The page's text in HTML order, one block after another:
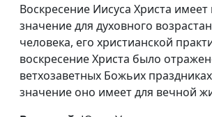
и Елена
Дух Святой — живой путь
к Небесному Отцу и
Господу Христу
Юлия
Воскресение Иисуса Христа
значение для духовного
человека, его христианской
воскресение Христа было
ветхозаветных Божьих
значение оно имеет для вечной